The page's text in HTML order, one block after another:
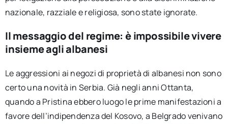
nazionale, razziale e religiosa, sono state ignorate.
Il messaggio del regime: è impossibile vivere
insieme agli albanesi
Le aggressioni ai negozi di proprietà di albanesi non sono
certo una novità in Serbia. Già negli anni Ottanta,
quando a Pristina ebbero luogo le prime manifestazioni a
favore dell’indipendenza del Kosovo, a Belgrado venivano